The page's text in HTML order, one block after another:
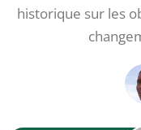
historique sur les